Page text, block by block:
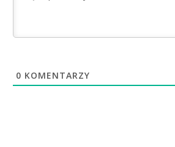
0 KOMENTARZY